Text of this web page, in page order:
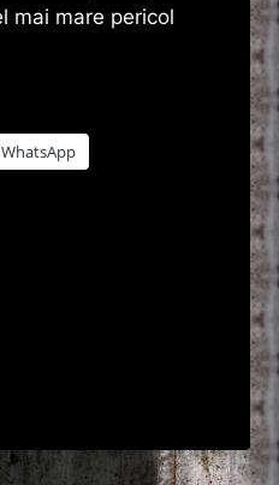
mai mare pericol
WhatsApp